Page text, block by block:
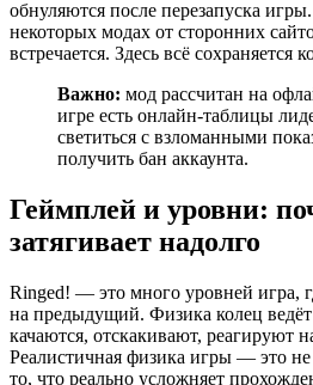
обнуляются после перезапуска
некоторых модах от сторонних
встречается. Здесь всё сохраняется
Важно: мод рассчитан на
игре есть онлайн-таблицы
светиться с взломанными
получить бан аккаунта.
Геймплей и уровни:
затягивает надолго
Ringed! — это много уровней игра,
на предыдущий. Физика колец
качаются, отскакивают, реагируют
Реалистичная физика игры — это не
то, что реально усложняет